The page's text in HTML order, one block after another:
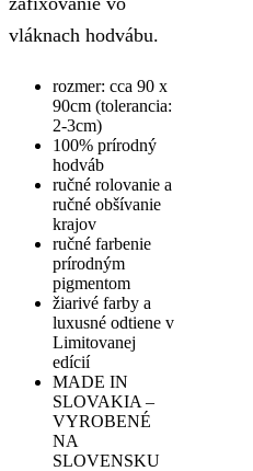
vláknach hodvábu.
rozmer: cca 90 x
90cm (tolerancia:
2-3cm)
100% prírodný
hodváb
ručné rolovanie a
ručné obšívanie
krajov
ručné farbenie
prírodným
pigmentom
žiarivé farby a
luxusné odtiene v
Limitovanej
edícií
MADE IN
SLOVAKIA –
VYROBENÉ
NA
SLOVENSKU